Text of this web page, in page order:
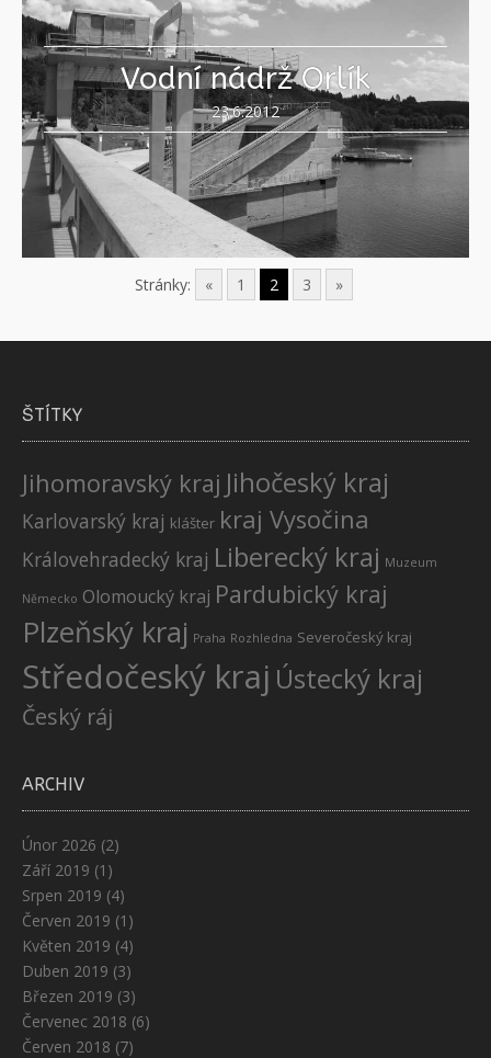
Vodní nádrž Orlík
23.6.2012
Stránky: « 1 2 3 »
ŠTÍTKY
Jihomoravský kraj Jihočeský kraj
Karlovarský kraj klášter kraj Vysočina
Královehradecký kraj Liberecký kraj Muzeum
Německo Olomoucký kraj Pardubický kraj
Plzeňský kraj Praha Rozhledna Severočeský kraj
Středočeský kraj Ústecký kraj
Český ráj
ARCHIV
Únor 2026 (2)
Září 2019 (1)
Srpen 2019 (4)
Červen 2019 (1)
Květen 2019 (4)
Duben 2019 (3)
Březen 2019 (3)
Červenec 2018 (6)
Červen 2018 (7)